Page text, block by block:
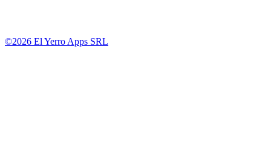
©2026 El Yerro Apps SRL